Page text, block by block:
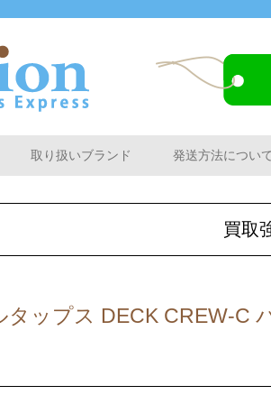
取り扱いブランド 発送方法につい
買取
タップス DECK CREW-C